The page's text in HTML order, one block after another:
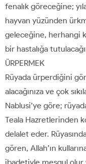
fenalık göreceğine;
hayvan yüzünden
geleceğine, herhangi
bir hastalığa
ÜRPERMEK
Rüyada ürperdiğini
alacağınıza ve çok
Nablusi’ye göre;
Teala Hazretlerinden
delalet eder.
gören, Allah’ın